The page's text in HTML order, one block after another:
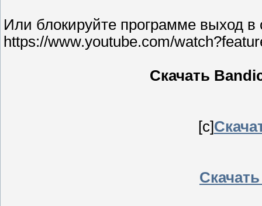
Или блокируйте программе выход
https://www.youtube.com/
Скачать
[c]